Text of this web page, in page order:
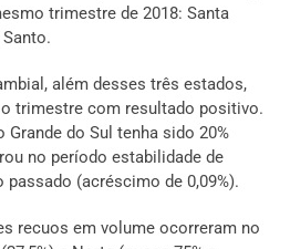
trimestre de 2018: Santa
além desses três estados,
trimestre com resultado positivo.
do Sul tenha sido 20%
no período estabilidade de
(acréscimo de 0,09%).
recuos em volume ocorreram no